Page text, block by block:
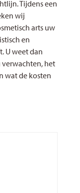
Tijdens een
wij
arts uw
en
U weet dan
verwachten, het
wat de kosten